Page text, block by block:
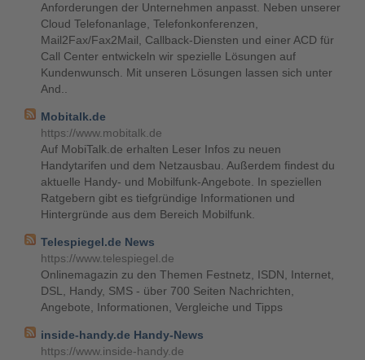
Anforderungen der Unternehmen anpasst. Neben unserer
Cloud Telefonanlage, Telefonkonferenzen,
Mail2Fax/Fax2Mail, Callback-Diensten und einer ACD für
Call Center entwickeln wir spezielle Lösungen auf
Kundenwunsch. Mit unseren Lösungen lassen sich unter
And..
Mobitalk.de
https://www.mobitalk.de
Auf MobiTalk.de erhalten Leser Infos zu neuen
Handytarifen und dem Netzausbau. Außerdem findest du
aktuelle Handy- und Mobilfunk-Angebote. In speziellen
Ratgebern gibt es tiefgründige Informationen und
Hintergründe aus dem Bereich Mobilfunk.
Telespiegel.de News
https://www.telespiegel.de
Onlinemagazin zu den Themen Festnetz, ISDN, Internet,
DSL, Handy, SMS - über 700 Seiten Nachrichten,
Angebote, Informationen, Vergleiche und Tipps
inside-handy.de Handy-News
https://www.inside-handy.de